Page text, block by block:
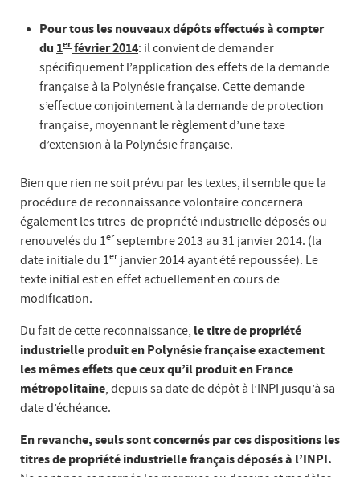
Pour tous les nouveaux dépôts effectués à compter
du 1er février 2014: il convient de demander
spécifiquement l’application des effets de la demande
française à la Polynésie française. Cette demande
s’effectue conjointement à la demande de protection
française, moyennant le règlement d’une taxe
d’extension à la Polynésie française.
Bien que rien ne soit prévu par les textes, il semble que la
procédure de reconnaissance volontaire concernera
également les titres de propriété industrielle déposés ou
renouvelés du 1er septembre 2013 au 31 janvier 2014. (la
date initiale du 1er janvier 2014 ayant été repoussée). Le
texte initial est en effet actuellement en cours de
modification.
Du fait de cette reconnaissance, le titre de propriété
industrielle produit en Polynésie française exactement
les mêmes effets que ceux qu’il produit en France
métropolitaine, depuis sa date de dépôt à l’INPI jusqu’à sa
date d’échéance.
En revanche, seuls sont concernés par ces dispositions les
titres de propriété industrielle français déposés à l’INPI.